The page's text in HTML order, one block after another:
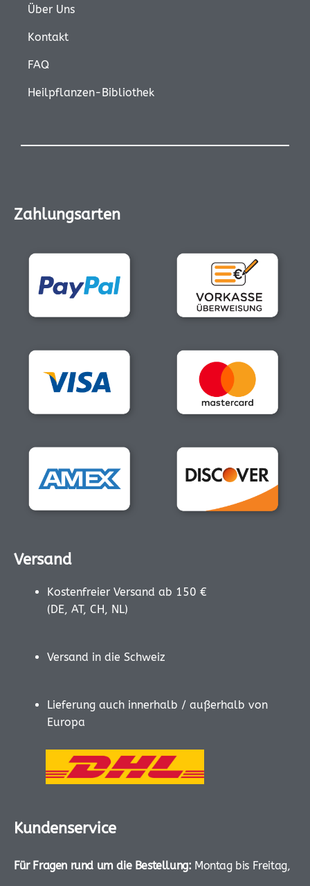
Über Uns
Kontakt
FAQ
Heilpflanzen-Bibliothek
Zahlungsarten
Versand
Kostenfreier Versand ab 150 €
(DE, AT, CH, NL)
Versand in die Schweiz
Lieferung auch innerhalb / außerhalb von
Europa
Kundenservice
Für Fragen rund um die Bestellung: Montag bis Freitag,